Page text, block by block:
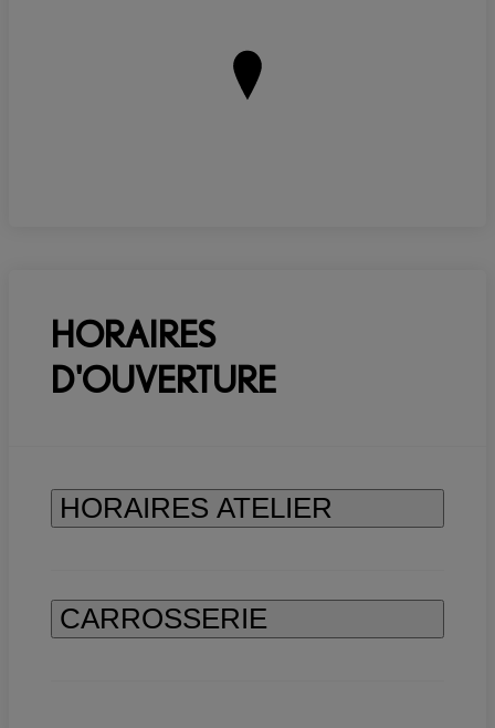
HORAIRES
D'OUVERTURE
HORAIRES ATELIER
CARROSSERIE